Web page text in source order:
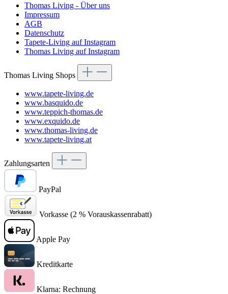
Thomas Living - Über uns
Impressum
AGB
Datenschutz
Tapete-Living auf Instagram
Thomas Living auf Instagram
Thomas Living Shops
www.tapete-living.de
www.basquido.de
www.teppich-thomas.de
www.exquido.de
www.thomas-living.de
www.tapete-living.at
Zahlungsarten
PayPal
Vorkasse (2 % Vorauskassenrabatt)
Apple Pay
Kreditkarte
Klarna: Rechnung